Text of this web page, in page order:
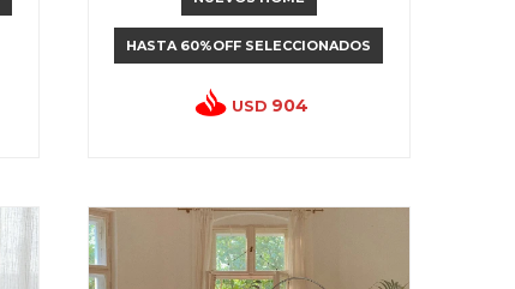
HASTA 60%OFF SELECCIONADOS
USD 904